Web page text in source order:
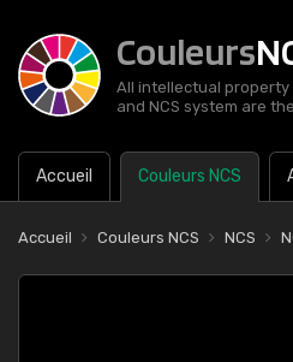
Couleurs
All intellectual property
and NCS system are
Accueil Couleurs NCS
Accueil Couleurs NCS NCS